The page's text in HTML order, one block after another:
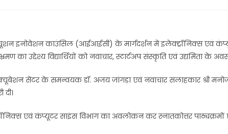
काउंसिल (आईआईसी) के मार्गदर्शन में इलेक्ट्रॉनिक्स एवं
का उद्देश्य विद्यार्थियों को नवाचार, स्टार्टअप संस्कृति एवं उद्यमिता के
सेंटर के समन्वयक डॉ. अजय जांगड़ा एवं नवाचार सलाहकार श्री मनोज
एवं कंप्यूटर साइंस विभाग का अवलोकन कर स्नातकोत्तर